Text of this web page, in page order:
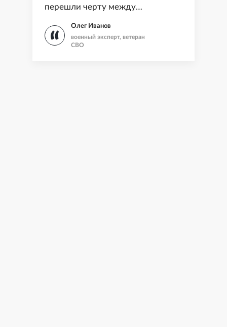
перешли черту между
Олег Иванов
военный эксперт, ветеран
СВО